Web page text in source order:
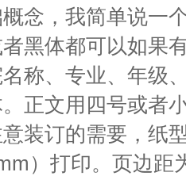
念，我简单说一
黑体都可以如果
称、专业、年级
正文用四号或者
装订的需要，纸
）打印。页边距